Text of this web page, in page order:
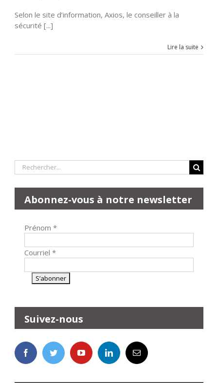
Selon le site d’information, Axios, le conseiller à la
sécurité [...]
Lire la suite
Rechercher:
Abonnez-vous à notre newsletter
Prénom *
Courriel *
Suivez-nous